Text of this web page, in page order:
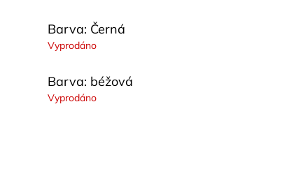
Barva: Černá
Vyprodáno
Barva: béžová
Vyprodáno